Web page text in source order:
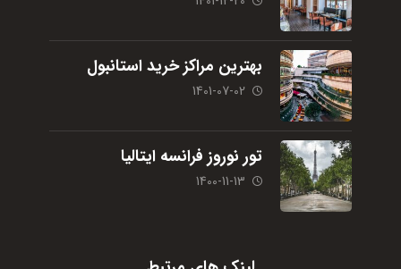
بهترین مراکز خرید استانبول
1401-07-02
تور نوروز فرانسه ایتالیا
1400-11-13